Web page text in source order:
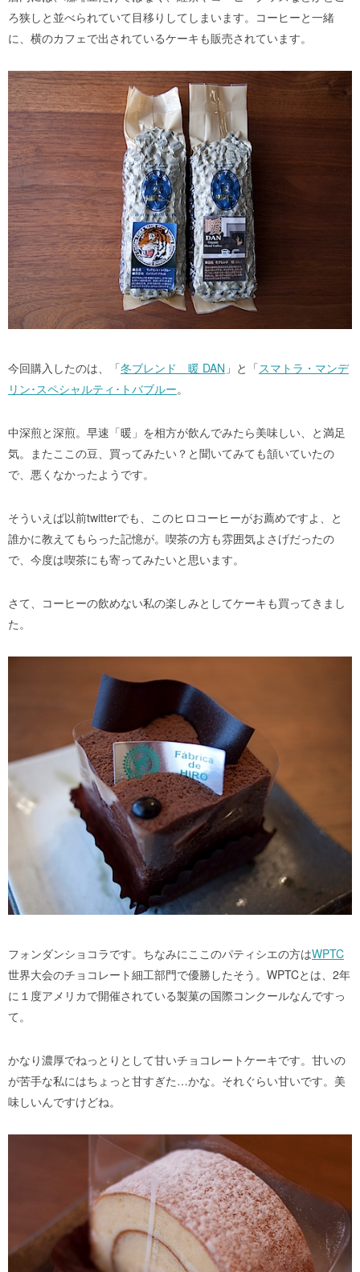
ろ狭しと並べられていて目移りしてしまいます。コーヒーと一緒
に、横のカフェで出されているケーキも販売されています。
今回購入したのは、「冬ブレンド 暖 DAN 」と「スマトラ・マンデ
リン･スペシャルティ･トバブルー。
中深煎と深煎。早速「暖」を相方が飲んでみたら美味しい、と満足
気。またここの豆、買ってみたい？と聞いてみても頷いていたの
で、悪くなかったようです。
そういえば以前twitterでも、このヒロコーヒーがお薦めですよ、と
誰かに教えてもらった記憶が。喫茶の方も雰囲気よさげだったの
で、今度は喫茶にも寄ってみたいと思います。
さて、コーヒーの飲めない私の楽しみとしてケーキも買ってきまし
た。
フォンダンショコラです。ちなみにここのパティシエの方はWPTC
世界大会のチョコレート細工部門で優勝したそう。WPTCとは、2年
に１度アメリカで開催されている製菓の国際コンクールなんですっ
て。
かなり濃厚でねっとりとして甘いチョコレートケーキです。甘いの
が苦手な私にはちょっと甘すぎた…かな。それぐらい甘いです。美
味しいんですけどね。